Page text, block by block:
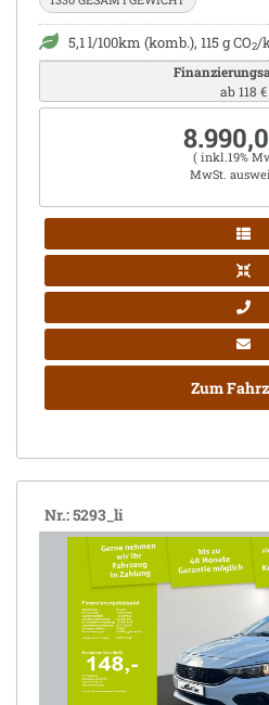
5,1 l/100km (komb.), 115 g CO2/
ab 118 €
( inkl.19%
MwSt.
Zum
Nr.: 5293_li